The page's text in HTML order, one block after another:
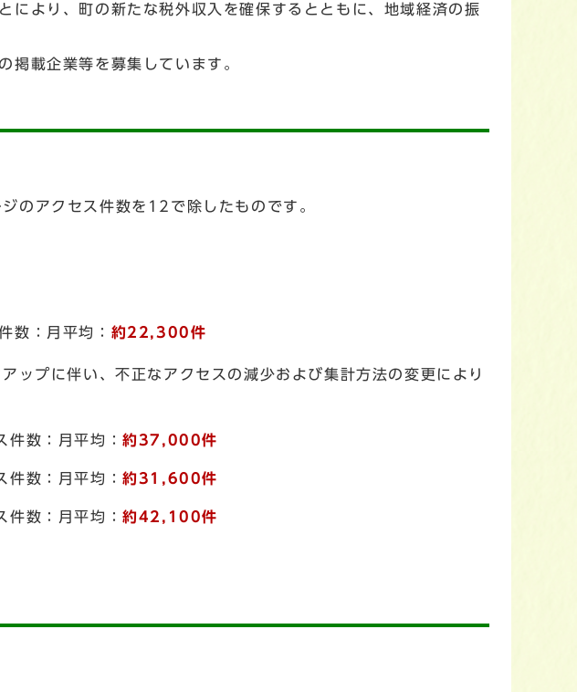
より、町の新たな税外収入を確保するとともに、地域経済の振
載企業等を募集しています。
アクセス件数を12で除したものです。
：月平均： 約22,300件
プに伴い、不正なアクセスの減少および集計方法の変更により
数：月平均：約37,000件
数：月平均：約31,600件
数：月平均：約42,100件